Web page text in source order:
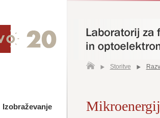
Izobraževanje
Storitve